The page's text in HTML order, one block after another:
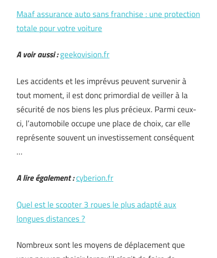
Maaf assurance auto sans franchise : une protection
totale pour votre voiture
A voir aussi :geekovision.fr
Les accidents et les imprévus peuvent survenir à
tout moment, il est donc primordial de veiller à la
sécurité de nos biens les plus précieux. Parmi ceux-
ci, l’automobile occupe une place de choix, car elle
représente souvent un investissement conséquent
…
A lire également :cyberion.fr
Quel est le scooter 3 roues le plus adapté aux
longues distances ?
Nombreux sont les moyens de déplacement que